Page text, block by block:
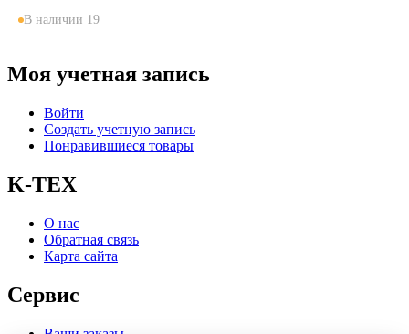
В наличии 19
Моя учетная запись
Войти
Создать учетную запись
Понравившиеся товары
K-TEX
О нас
Обратная связь
Карта сайта
Сервис